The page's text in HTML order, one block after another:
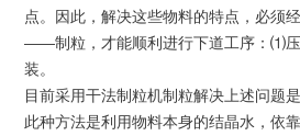
点。因此，解决这些物料的特点，必须
——制粒，才能顺利进行下道工序：⑴
装。
目前采用干法制粒机制粒解决上述问题
此种方法是利用物料本身的结晶水，依